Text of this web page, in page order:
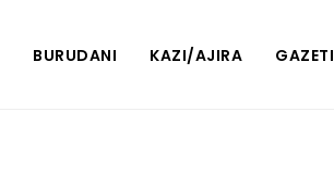
BURUDANI KAZI/AJIRA